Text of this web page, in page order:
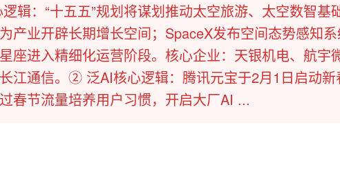
辑：“十五五”规划将谋划推动太空旅游、太空数智基
产业开辟长期增长空间；SpaceX发布空间态势感知
座进入精细化运营阶段。核心企业：天银机电、航宇
江通信。② 泛AI​核心逻辑：腾讯元宝于2月1日启动
春节流量培养用户习惯，开启大厂AI ...